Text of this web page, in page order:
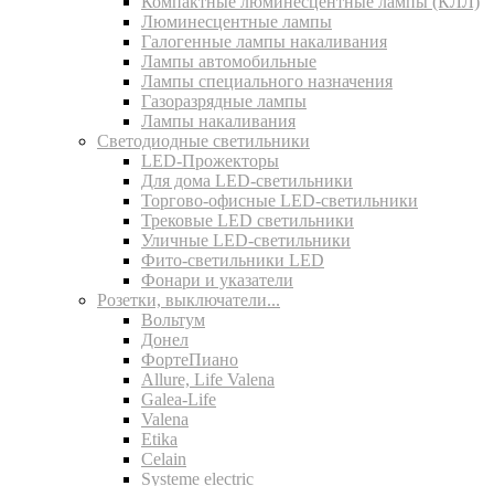
Люминесцентные лампы
Галогенные лампы накаливания
Лампы автомобильные
Лампы специального назначения
Газоразрядные лампы
Лампы накаливания
Светодиодные светильники
LED-Прожекторы
Для дома LED-светильники
Торгово-офисные LED-светильники
Трековые LED светильники
Уличные LED-светильники
Фито-светильники LED
Фонари и указатели
Розетки, выключатели...
Вольтум
Донел
ФортеПиано
Allure, Life Valena
Galea-Life
Valena
Etika
Celain
Systeme electric